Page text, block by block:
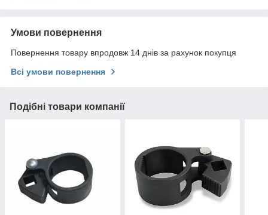
Умови повернення
Повернення товару впродовж 14 днів за рахунок покупця
Всі умови повернення
Подібні товари компанії